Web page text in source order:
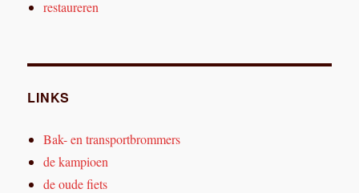
restaureren
LINKS
Bak- en transportbrommers
de kampioen
de oude fiets